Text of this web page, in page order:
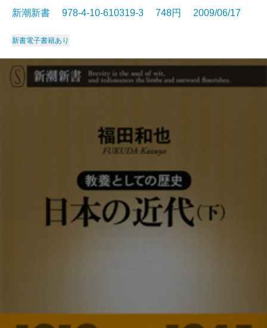
新潮新書 978-4-10-610319-3 748円 2009/06/17
新書電子書籍あり